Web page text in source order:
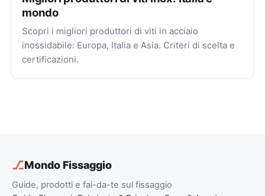
mondo
Scopri i migliori produttori di viti in acciaio
inossidabile: Europa, Italia e Asia. Criteri di scelta e
certificazioni.
⎇Mondo Fissaggio
Guide, prodotti e fai-da-te sul fissaggio